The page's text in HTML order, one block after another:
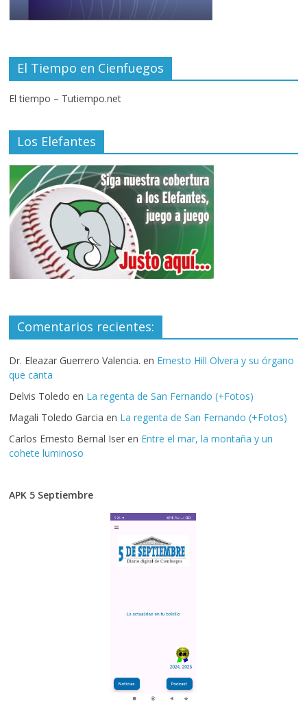
El Tiempo en Cienfuegos
El tiempo – Tutiempo.net
Los Elefantes
Comentarios recientes:
Dr. Eleazar Guerrero Valencia. en Ernesto Hill Olvera y su órgano
que canta
Delvis Toledo en La regenta de San Fernando (+Fotos)
Magali Toledo Garcia en La regenta de San Fernando (+Fotos)
Carlos Ernesto Bernal Iser en Entre el mar, la montaña y un
cohete luminoso
APK 5 Septiembre